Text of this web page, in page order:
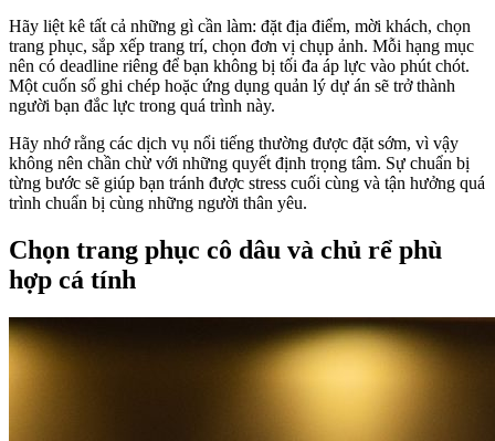
Hãy liệt kê tất cả những gì cần làm: đặt địa điểm, mời khách, chọn
trang phục, sắp xếp trang trí, chọn đơn vị chụp ảnh. Mỗi hạng mục
nên có deadline riêng để bạn không bị tối đa áp lực vào phút chót.
Một cuốn sổ ghi chép hoặc ứng dụng quản lý dự án sẽ trở thành
người bạn đắc lực trong quá trình này.
Hãy nhớ rằng các dịch vụ nổi tiếng thường được đặt sớm, vì vậy
không nên chần chừ với những quyết định trọng tâm. Sự chuẩn bị
từng bước sẽ giúp bạn tránh được stress cuối cùng và tận hưởng quá
trình chuẩn bị cùng những người thân yêu.
Chọn trang phục cô dâu và chủ rể phù
hợp cá tính